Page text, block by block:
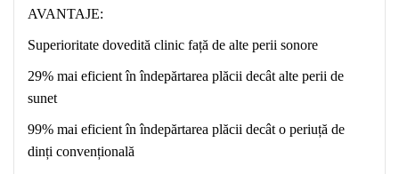
AVANTAJE:
Superioritate dovedită clinic față de alte perii sonore
29% mai eficient în îndepărtarea plăcii decât alte perii de
sunet
99% mai eficient în îndepărtarea plăcii decât o periuță de
dinți convențională